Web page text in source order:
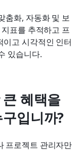
춤화, 자동화 및 보
표를 추적하고 프
고 시각적인 인터
있습니다.
혜택을
입니까?
프로젝트 관리자만